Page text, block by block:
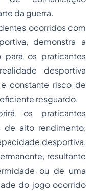
da guerra.
ocorridos com
demonstra a
para os praticantes
desportiva
constante risco de
resguardo.
os praticantes
de alto rendimento,
desportiva,
resultante
ou de uma
do jogo ocorrido